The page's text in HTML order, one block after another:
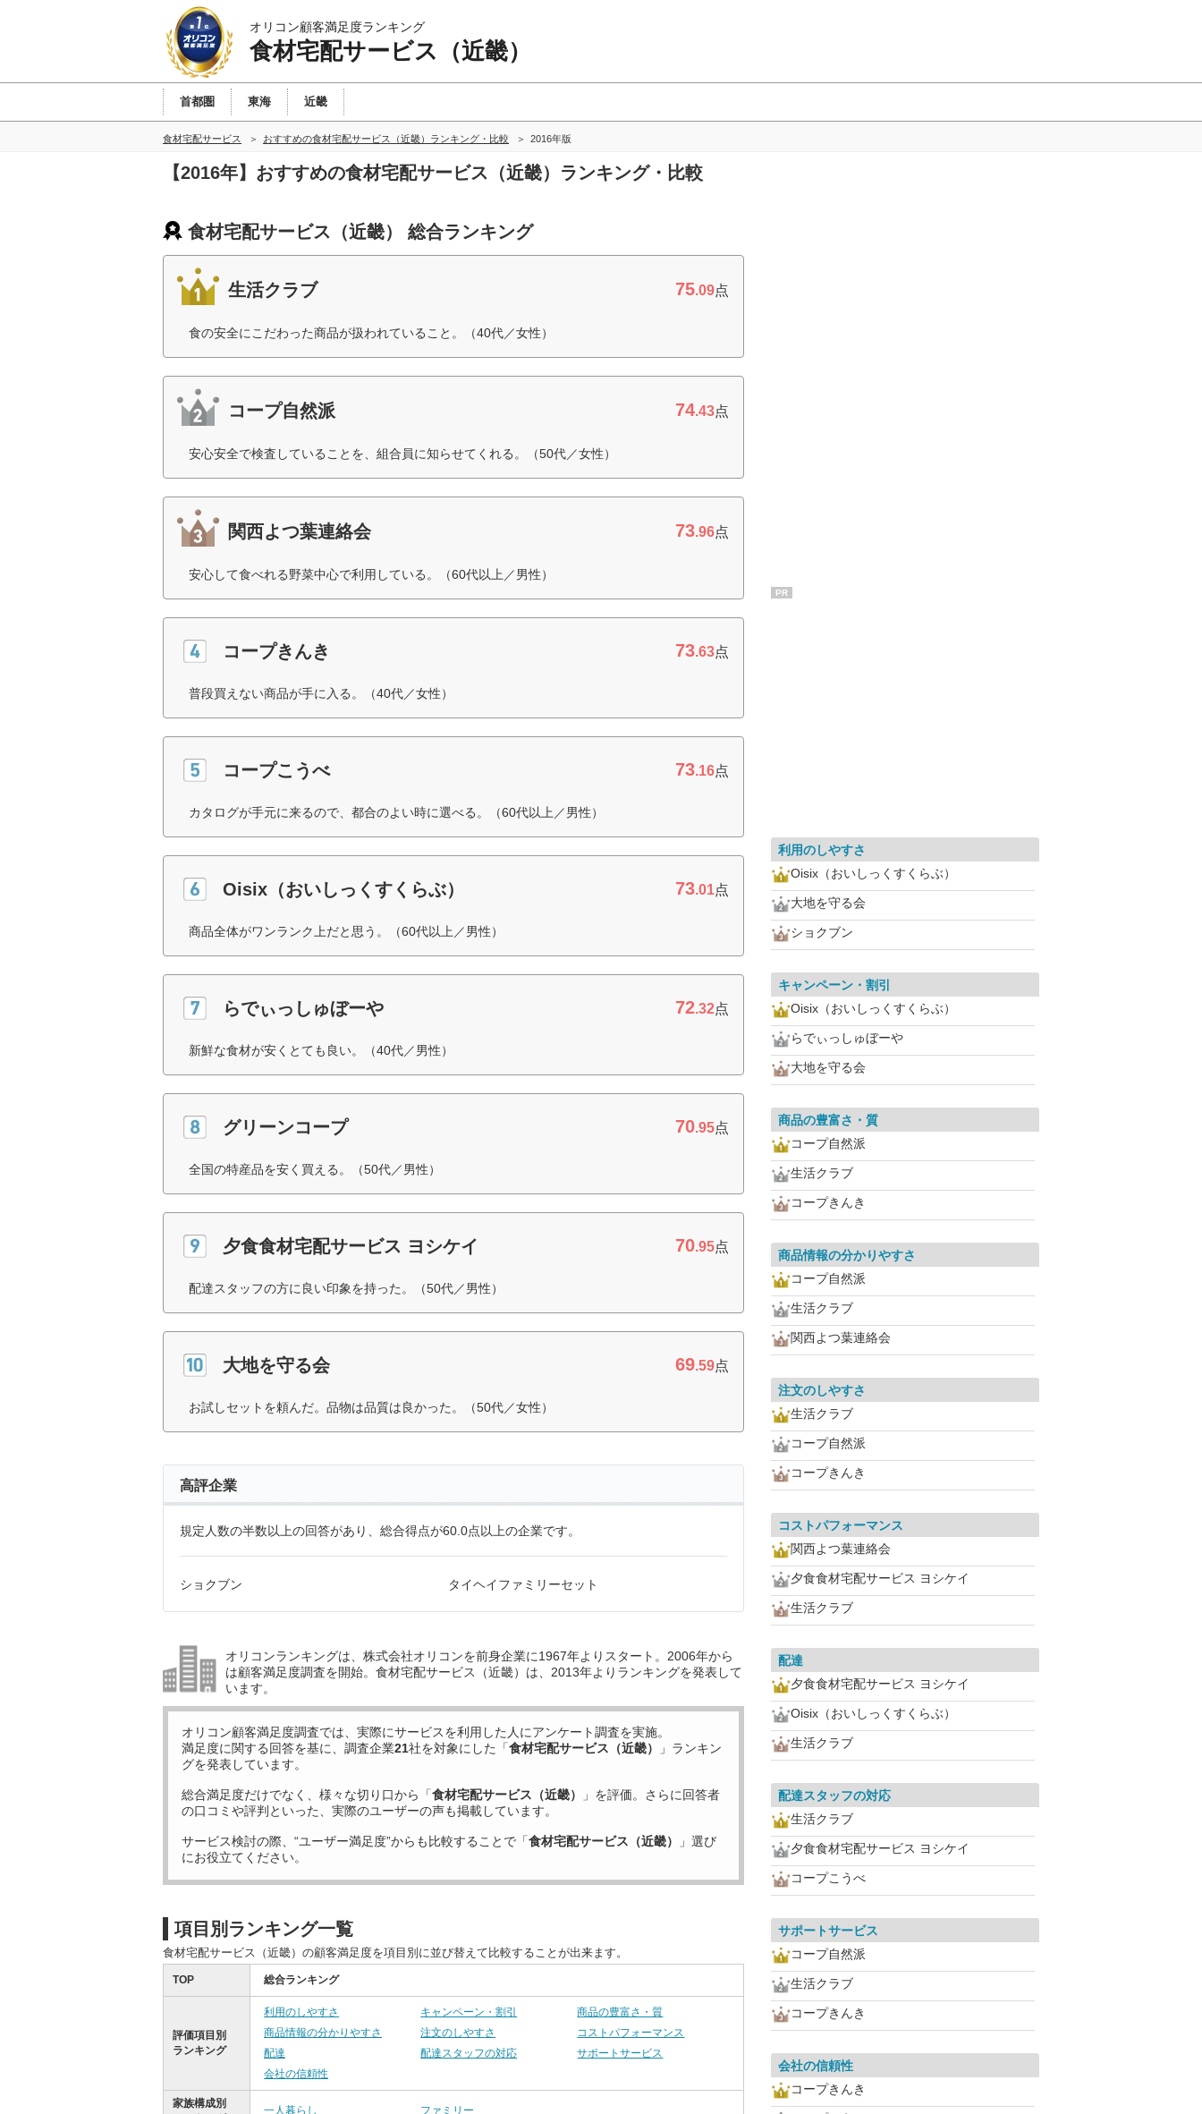
オリコン顧客満足度ランキング
食材宅配サービス（近畿）
首都圏 東海 近畿
食材宅配サービス おすすめの食材宅配サービス（近畿）ランキング・比較 2016年版
【2016年】おすすめの食材宅配サービス（近畿）ランキング・比較
食材宅配サービス（近畿） 総合ランキング
生活クラブ 75.09点
食の安全にこだわった商品が扱われていること。（40代／女性）
コープ自然派 74.43点
安心安全で検査していることを、組合員に知らせてくれる。（50代／女性）
関西よつ葉連絡会 73.96点
安心して食べれる野菜中心で利用している。（60代以上／男性）
コープきんき 73.63点
普段買えない商品が手に入る。（40代／女性）
コープこうべ 73.16点
カタログが手元に来るので、都合のよい時に選べる。（60代以上／男性）
Oisix（おいしっくすくらぶ） 73.01点
商品全体がワンランク上だと思う。（60代以上／男性）
らでぃっしゅぼーや 72.32点
新鮮な食材が安くとても良い。（40代／男性）
グリーンコープ 70.95点
全国の特産品を安く買える。（50代／男性）
夕食食材宅配サービス ヨシケイ 70.95点
配達スタッフの方に良い印象を持った。（50代／男性）
大地を守る会 69.59点
お試しセットを頼んだ。品物は品質は良かった。（50代／女性）
高評企業
規定人数の半数以上の回答があり、総合得点が60.0点以上の企業です。
ショクブン タイヘイファミリーセット
オリコンランキングは、株式会社オリコンを前身企業に1967年よりスタート。2006年から
は顧客満足度調査を開始。食材宅配サービス（近畿）は、2013年よりランキングを発表して
います。
オリコン顧客満足度調査では、実際にサービスを利用した 人にアンケート調査を実施。
満足度に関する回答を基に、調査企業21社を対象にした「食材宅配サービス（近畿）
」ランキン
グを発表しています。
総合満足度だけでなく、様々な切り口から「食材宅配サービス（近畿）
」を評価。さらに回答者
の口コミや評判といった、実際のユーザーの声も掲載しています。
サービス検討の際、“ユーザー満足度”からも比較することで「食材宅配サービス（近畿）
」選び
にお役立てください。
項目別ランキング一覧
食材宅配サービス（近畿）の顧客満足度を項目別に並び替えて比較することが出来ます。
TOP 総合ランキング
評価項目別
ランキング
利用のしやすさ キャンペーン・割引
商品の豊富さ・質
商品情報の分かりやすさ
注文のしやすさ
コストパフォーマンス
配達
配達スタッフの対応
サポートサービス
会社の信頼性
家族構成別
一人暮らし ファミリー
PR
利用のしやすさ
Oisix（おいしっくすくらぶ）
大地を守る会
ショクブン
キャンペーン・割引
Oisix（おいしっくすくらぶ）
らでぃっしゅぼーや
大地を守る会
商品の豊富さ・質
コープ自然派
生活クラブ
コープきんき
商品情報の分かりやすさ
コープ自然派
生活クラブ
関西よつ葉連絡会
注文のしやすさ
生活クラブ
コープ自然派
コープきんき
コストパフォーマンス
関西よつ葉連絡会
夕食食材宅配サービス ヨシケイ
生活クラブ
配達
夕食食材宅配サービス ヨシケイ
Oisix（おいしっくすくらぶ）
生活クラブ
配達スタッフの対応
生活クラブ
夕食食材宅配サービス ヨシケイ
コープこうべ
サポートサービス
コープ自然派
生活クラブ
コープきんき
会社の信頼性
コープきんき